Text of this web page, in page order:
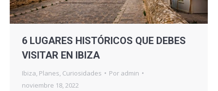
6 LUGARES HISTÓRICOS QUE DEBES
VISITAR EN IBIZA
Ibiza Planes Curiosidades Por admin
noviembre 18, 2022